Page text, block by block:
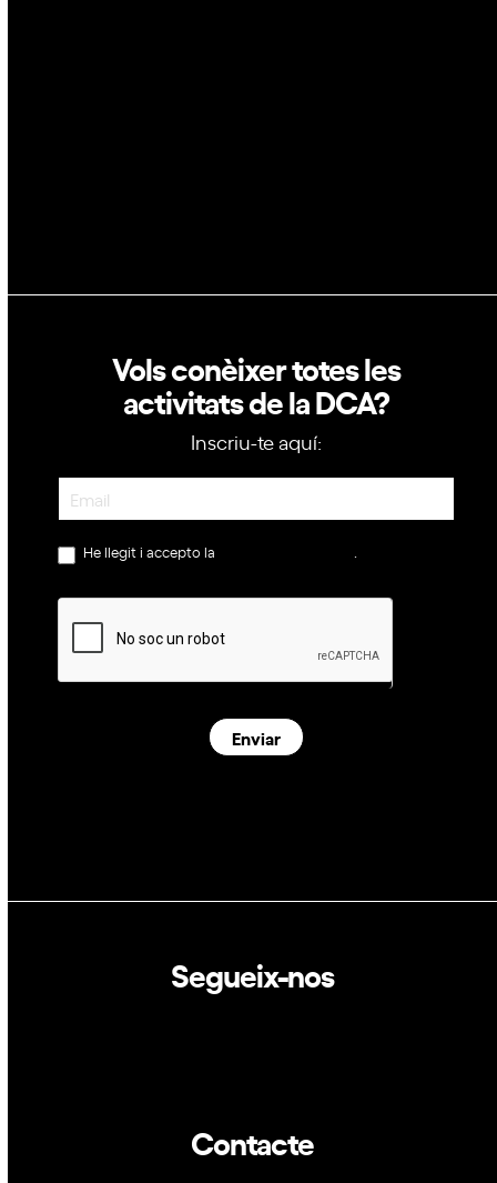
Vols conèixer totes les
activitats de la DCA?
Inscriu-te aquí:
Newsletter
He llegit i accepto la
Enviar
Segueix-nos
Contacte